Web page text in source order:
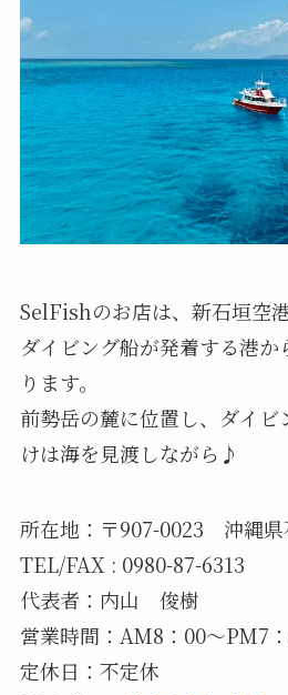
SelFishのお店は、新石垣空
ダイビング船が発着する港か
ります。
前勢岳の麓に位置し、ダイ
けは海を見渡しながら♪
所在地：〒907-0023 沖縄県
TEL/FAX : 0980-87-6313
代表者：内山 俊樹
営業時間：AM8：00～PM7
定休日：不定休